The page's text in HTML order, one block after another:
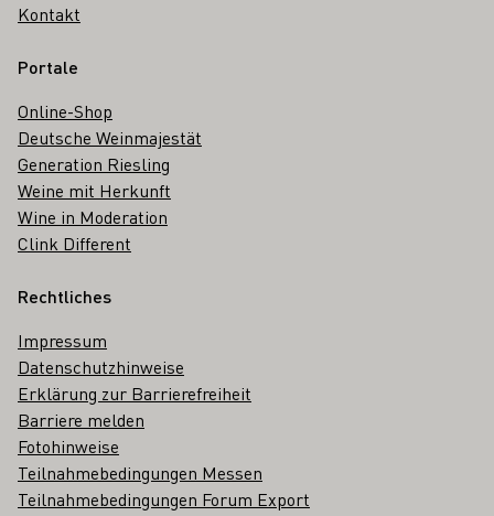
Kontakt
Portale
Online-Shop
Deutsche Weinmajestät
Generation Riesling
Weine mit Herkunft
Wine in Moderation
Clink Different
Rechtliches
Impressum
Datenschutzhinweise
Erklärung zur Barrierefreiheit
Barriere melden
Fotohinweise
Teilnahmebedingungen Messen
Teilnahmebedingungen Forum Export